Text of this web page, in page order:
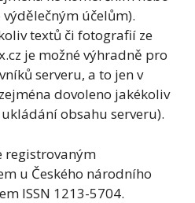
účelům).
textů či fotografií ze
je možné výhradně pro
serveru, a to jen v
dovoleno jakékoliv
obsahu serveru).
registrovaným
u Českého národního
ISSN 1213-5704.